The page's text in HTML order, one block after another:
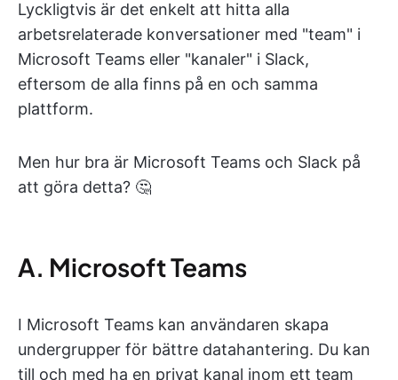
Lyckligtvis är det enkelt att hitta alla
arbetsrelaterade konversationer med "team" i
Microsoft Teams eller "kanaler" i Slack,
eftersom de alla finns på en och samma
plattform.
Men hur bra är Microsoft Teams och Slack på
att göra detta? 🤔
A. Microsoft Teams
I Microsoft Teams kan användaren skapa
undergrupper för bättre datahantering. Du kan
till och med ha en privat kanal inom ett team